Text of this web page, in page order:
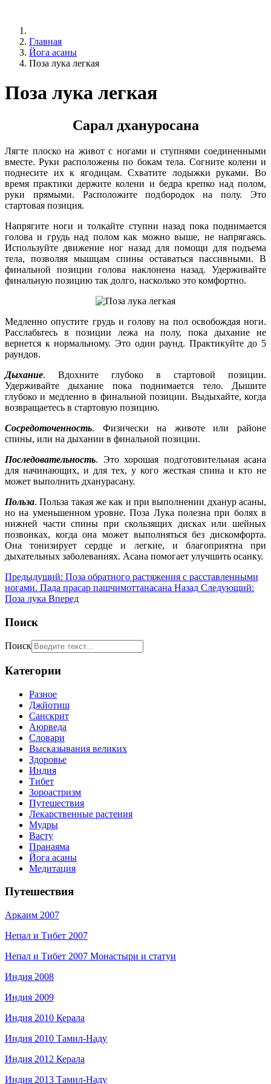
Главная
Йога асаны
Поза лука легкая
Поза лука легкая
Сарал дхануросана
Лягте плоско на живот с ногами и ступнями соединенными
вместе. Руки расположены по бокам тела. Согните колени и
поднесите их к ягодицам. Схватите лодыжки руками. Во
время практики держите колени и бедра крепко над полом,
руки прямыми. Расположите подбородок на полу. Это
стартовая позиция.
Напрягите ноги и толкайте ступни назад пока поднимается
голова и грудь над полом как можно выше, не напрягаясь.
Используйте движение ног назад для помощи для подъема
тела, позволяя мышцам спины оставаться пассивными. В
финальной позиции голова наклонена назад. Удерживайте
финальную позицию так долго, насколько это комфортно.
Медленно опустите грудь и голову на пол освобождая ноги.
Расслабьтесь в позиции лежа на полу, пока дыхание не
вернется к нормальному. Это один раунд. Практикуйте до 5
раундов.
Дыхание. Вдохните глубоко в стартовой позиции.
Удерживайте дыхание пока поднимается тело. Дышите
глубоко и медленно в финальной позиции. Выдыхайте, когда
возвращаетесь в стартовую позицию.
Сосредоточенность. Физически на животе или районе
спины, или на дыхании в финальной позиции.
Последовательность. Это хорошая подготовительная асана
для начинающих, и для тех, у кого жесткая спина и кто не
может выполнить дханурасану.
Польза. Польза такая же как и при выполнении дханур асаны,
но на уменьшенном уровне. Поза Лука полезна при болях в
нижней части спины при скользящих дисках или шейных
позвонках, когда она может выполняться без дискомфорта.
Она тонизирует сердце и легкие, и благоприятна при
дыхательных заболеваниях. Асана помогает улучшить осанку.
Предыдущий: Поза обратного растяжения с расставленными
ногами. Пада прасар пашчимоттанасана Назад Следующий:
Поза лука Вперед
Поиск
Поиск
Категории
Разное
Джйотиш
Санскрит
Аюрведа
Словари
Высказывания великих
Здоровье
Индия
Тибет
Зороастризм
Путешествия
Лекарственные растения
Мудры
Васту
Пранаяма
Йога асаны
Медитация
Путешествия
Аркаим 2007
Непал и Тибет 2007
Непал и Тибет 2007 Монастыри и статуи
Индия 2008
Индия 2009
Индия 2010 Керала
Индия 2010 Тамил-Наду
Индия 2012 Керала
Индия 2013 Тамил-Наду